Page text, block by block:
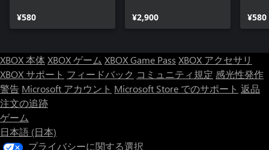
¥580
¥2,900
¥580
XBOX 本体XBOX ゲーム XBOX Game Pass XBOX アクセサリ
XBOX サポート フィードバック コミュニティ規定 感光性発作
警告 Microsoft アカウント Microsoft Store でのサポート 返品
注文の追跡
ゲーム
日本語 (日本)
プライバシーに関する選択